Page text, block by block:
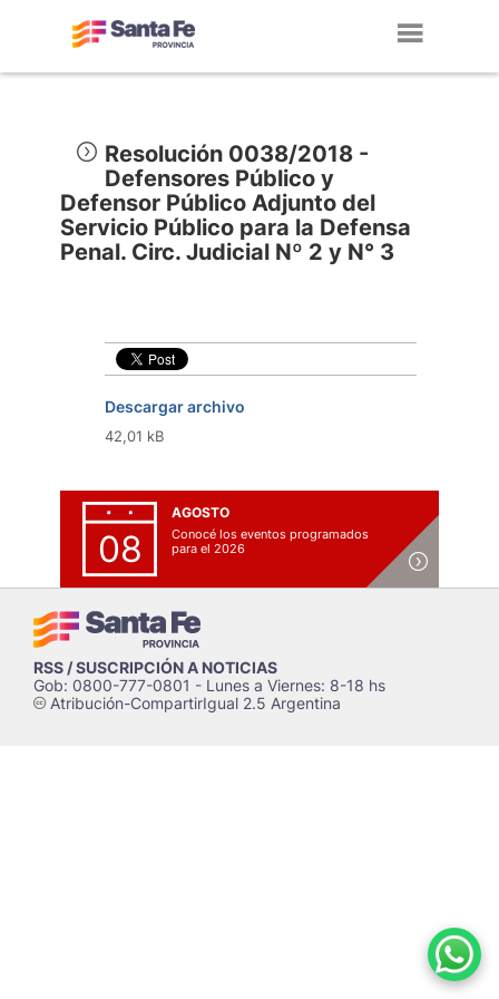
Resolución 0038/2018 -
Defensores Público y
Defensor Público Adjunto del
Servicio Público para la Defensa
Penal. Circ. Judicial Nº 2 y N° 3
Descargar archivo
42,01 kB
08
AGOSTO
Conocé los eventos programados
para el 2026
RSS / SUSCRIPCIÓN A NOTICIAS
Gob: 0800-777-0801 - Lunes a Viernes: 8-18 hs
cAtribución-CompartirIgual 2.5 Argentina